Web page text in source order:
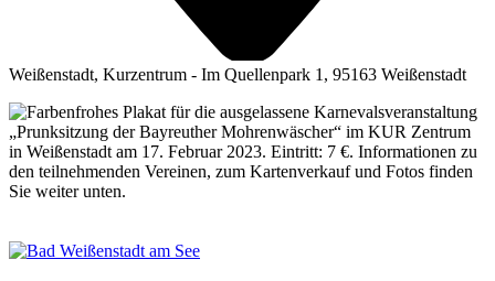
Weißenstadt, Kurzentrum - Im Quellenpark 1, 95163 Weißenstadt